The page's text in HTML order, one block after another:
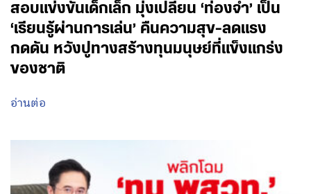
สอบแข่งขันเด็กเล็ก มุ่งเปลี่ยน ‘ท่องจำ’ เป็น
‘เรียนรู้ผ่านการเล่น’ คืนความสุข-ลดแรง
กดดัน หวังปูทางสร้างทุนมนุษย์ที่แข็งแกร่ง
ของชาติ
อ่านต่อ